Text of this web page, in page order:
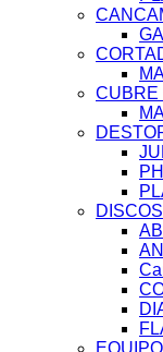
CUBRE
DISCOS